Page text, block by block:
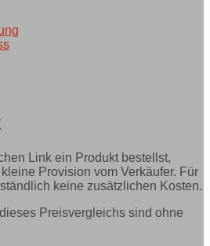
Link ein Produkt bestellst,
Provision vom Verkäufer. Für
keine zusätzlichen Kosten.
Preisvergleichs sind ohne